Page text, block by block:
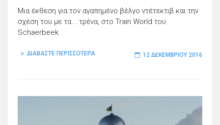
Μια έκθεση για τον αγαπημένο βέλγο ντέτεκτιβ και την
σχέση του με τα....τρένα, στο Train World του
Schaerbeek.
ΔΙΑΒΑΣΤΕ ΠΕΡΙΣΣΟΤΕΡΑ 12 ΔΕΚΕΜΒΡΊΟΥ 2016